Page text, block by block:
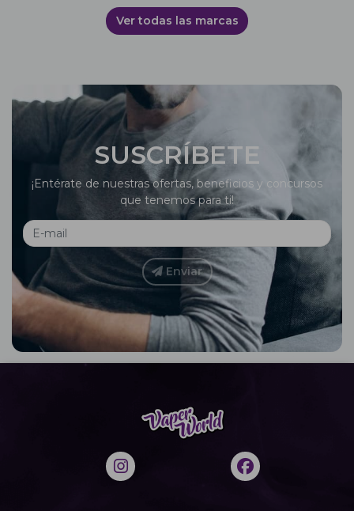
Ver todas las marcas
SUSCRÍBETE
¡Entérate de nuestras ofertas, beneficios y concursos
que tenemos para ti!
Enviar